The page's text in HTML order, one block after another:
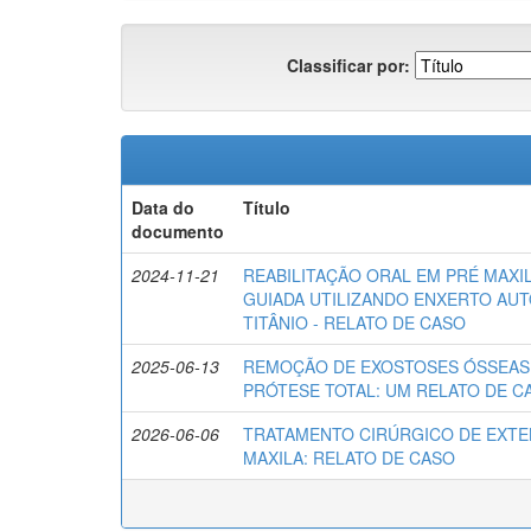
Classificar por:
Data do
documento
Título
2024-11-21
REABILITAÇÃO ORAL EM PRÉ
GUIADA UTILIZANDO ENXERTO
TITÂNIO - RELATO DE CASO
2025-06-13
REMOÇÃO DE EXOSTOSES
PRÓTESE TOTAL: UM RELATO DE
2026-06-06
TRATAMENTO CIRÚRGICO DE
MAXILA: RELATO DE CASO